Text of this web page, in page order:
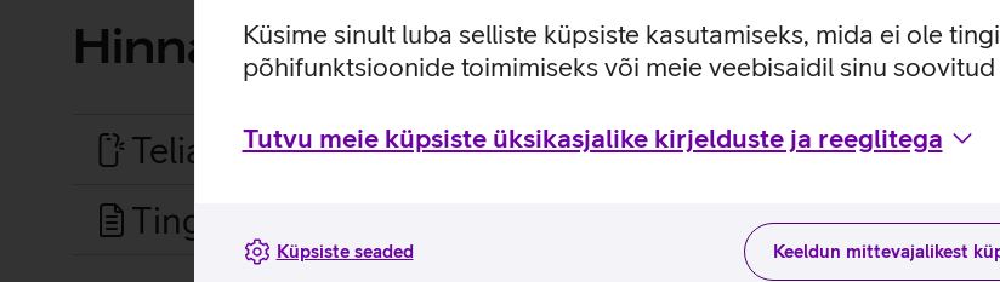
Küsime sinult luba selliste küpsiste kasutamiseks, mida ei ole
põhifunktsioonide toimimiseks või meie veebisaidil sinu
Tutvu meie küpsiste üksikasjalike kirjelduste ja reeglitega
Keeldun mittevajalikest
Küpsiste seaded
Hinnad ja tingimused
Telia Seadmekindlustuse hinnad
Tingimused